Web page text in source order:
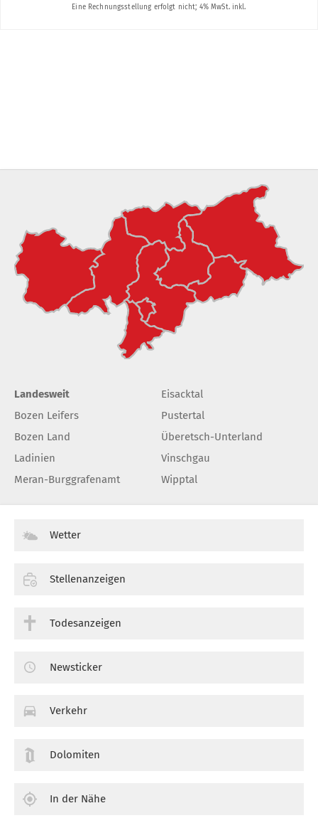
Landesweit
Bozen Leifers
Bozen Land
Ladinien
Meran-Burggrafenamt
Eisacktal
Pustertal
Überetsch-Unterland
Vinschgau
Wipptal
Wetter
Stellenanzeigen
Todesanzeigen
Newsticker
Verkehr
Dolomiten
In der Nähe